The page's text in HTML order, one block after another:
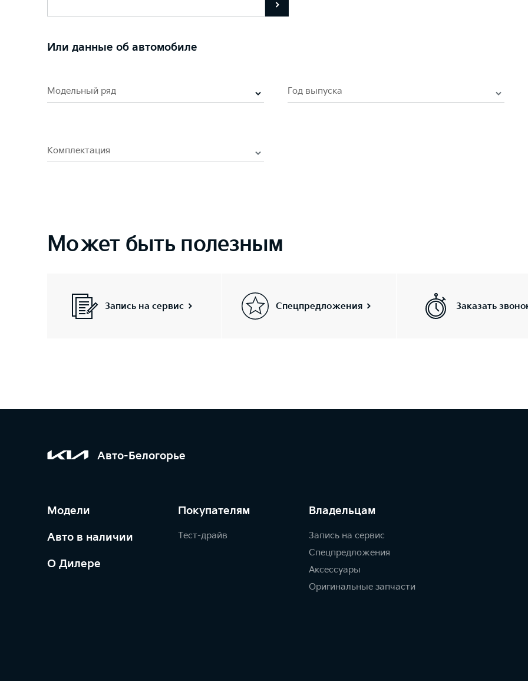
Или данные об автомобиле
Модельный ряд Год выпуска
Комплектация
Может быть полезным
Запись на сервис Спецпредложения Заказать
Авто-Белогорье
Модели
Авто в наличии
О Дилере
Покупателям
Тест-драйв
Владельцам
Запись на сервис
Спецпредложения
Аксессуары
Оригинальные запчасти